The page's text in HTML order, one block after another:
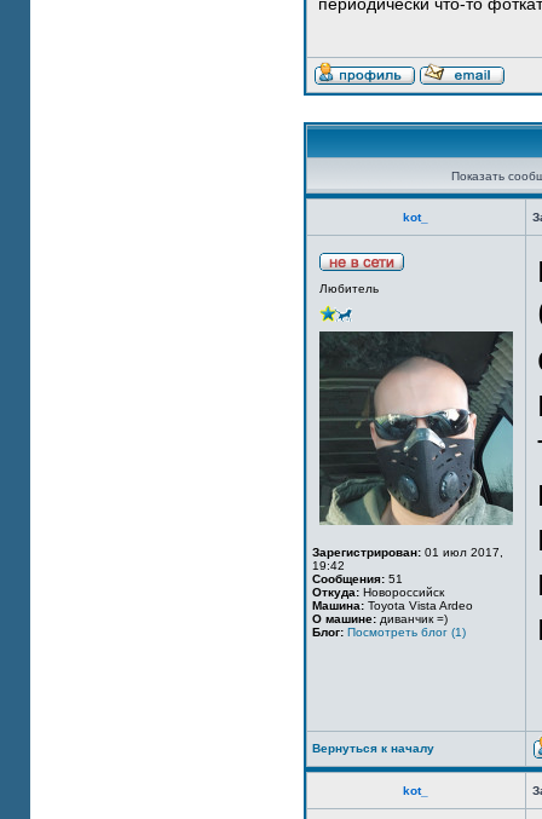
Показать
kot_
Любитель
Зарегистрирован: 01 июл 2017,
19:42
Сообщения: 51
Откуда: Новороссийск
Машина: Toyota Vista Ardeo
О машине: диванчик =)
Блог: Посмотреть блог (1)
Вернуться к началу
kot_